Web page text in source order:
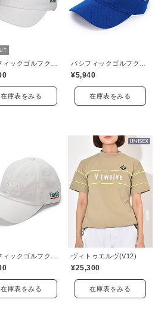
在庫表をみる
¥5,940
在庫表をみる
パシフィックゴルフクラブ(Pacific GOLF CLUB)
在庫表をみる
ヴィトゥエルヴ(V12)
¥25,300
在庫表をみる